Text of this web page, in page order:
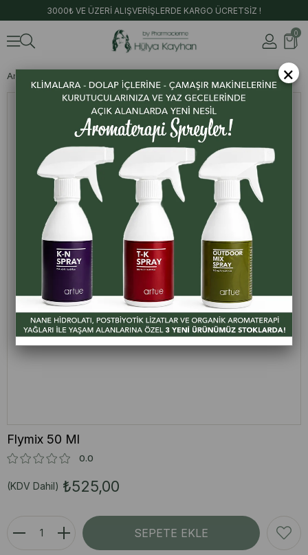
3000₺ VE ÜZERİ ALIŞVERİŞLERDE KARGO ÜCRETSİZ !
0
Anasayfa
Flymix 50 Ml
0.0
₺525,00
(KDV Dahil)
×